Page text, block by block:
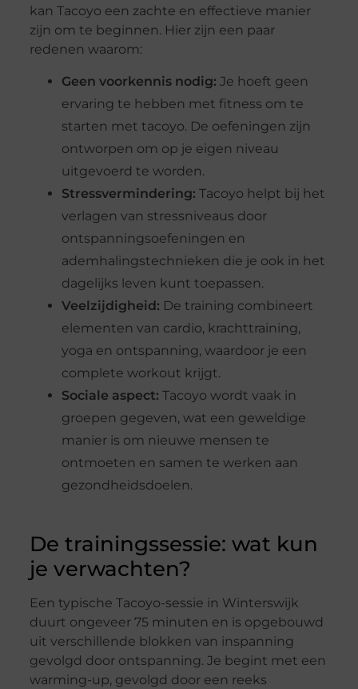
kan Tacoyo een zachte en effectieve manier
zijn om te beginnen. Hier zijn een paar
redenen waarom:
Geen voorkennis nodig: Je hoeft geen
ervaring te hebben met fitness om te
starten met tacoyo. De oefeningen zijn
ontworpen om op je eigen niveau
uitgevoerd te worden.
Stressvermindering: Tacoyo helpt bij het
verlagen van stressniveaus door
ontspanningsoefeningen en
ademhalingstechnieken die je ook in het
dagelijks leven kunt toepassen.
Veelzijdigheid: De training combineert
elementen van cardio, krachttraining,
yoga en ontspanning, waardoor je een
complete workout krijgt.
Sociale aspect: Tacoyo wordt vaak in
groepen gegeven, wat een geweldige
manier is om nieuwe mensen te
ontmoeten en samen te werken aan
gezondheidsdoelen.
De trainingssessie: wat kun
je verwachten?
Een typische Tacoyo-sessie in Winterswijk
duurt ongeveer 75 minuten en is opgebouwd
uit verschillende blokken van inspanning
gevolgd door ontspanning. Je begint met een
warming-up, gevolgd door een reeks